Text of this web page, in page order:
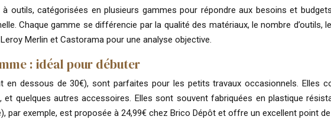
outils, catégorisées en plusieurs gammes pour répondre aux besoins et
Chaque gamme se différencie par la qualité des matériaux, le nombre
Merlin et Castorama pour une analyse objective.
: idéal pour débuter
en dessous de 30€), sont parfaites pour les petits travaux occasionnels. Elles
quelques autres accessoires. Elles sont souvent fabriquées en plastique
par exemple, est proposée à 24,99€ chez Brico Dépôt et offre un excellent point